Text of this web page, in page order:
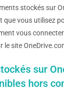
stockés sur
que vous utilisez
vous
le site
sur
hors